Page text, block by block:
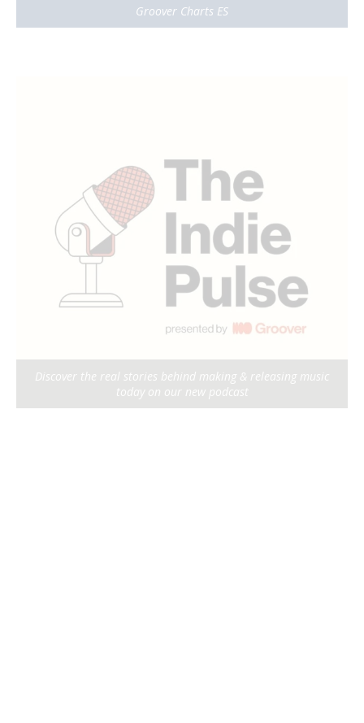
Groover Charts ES
Discover the real stories behind making & releasing music
today on our new podcast